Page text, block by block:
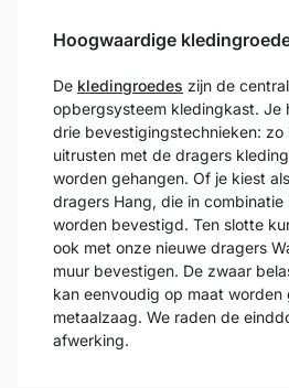
Hoogwaardige
De kledingroedes zijn de
opbergsysteem kledingkast. Je
drie bevestigingstechnieken: zo
uitrusten met de dragers
worden gehangen. Of je kiest
dragers Hang, die in
worden bevestigd. Ten slotte
ook met onze nieuwe dragers
muur bevestigen. De zwaar
kan eenvoudig op maat
metaalzaag. We raden de
afwerking.